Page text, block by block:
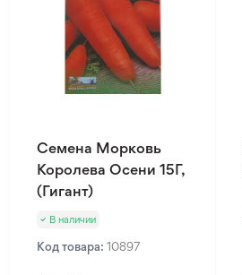
Семена Морковь
Королева Осени 15Г,
(Гигант)
В наличии
Код товара: 10897